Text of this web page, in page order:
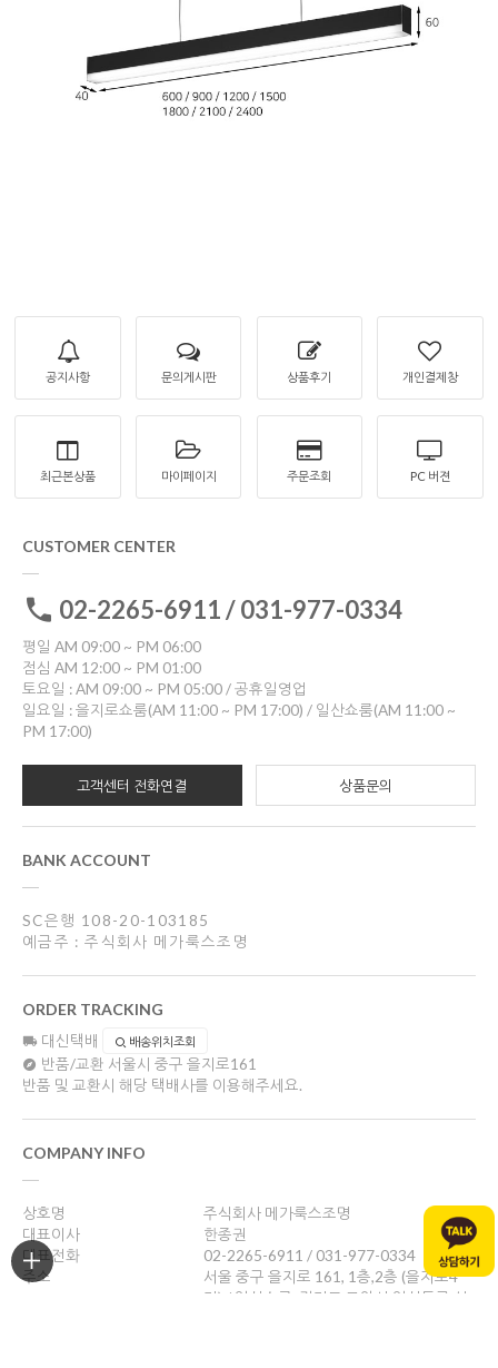
공지사항 문의게시판 상품후기 개인결제창
최근본상품 마이페이지 주문조회 PC 버젼
CUSTOMER CENTER
02-2265-6911 / 031-977-0334
평일 AM 09:00 ~ PM 06:00
점심 AM 12:00 ~ PM 01:00
토요일 : AM 09:00 ~ PM 05:00 / 공휴일영업
일요일 : 을지로쇼룸(AM 11:00 ~ PM 17:00) / 일산쇼룸(AM 11:00 ~
PM 17:00)
고객센터 전화연결 상품문의
BANK ACCOUNT
SC은행 108-20-103185
예금주 : 주식회사 메가룩스조명
ORDER TRACKING
대신택배 배송위치조회
반품/교환 서울시 중구 을지로161
반품 및 교환시 해당 택배사를 이용해주세요.
COMPANY INFO
상호명
주식회사 메가룩스조명
대표이사
한종권
대표전화
02-2265-6911 / 031-977-0334
주소
서울 중구 을지로 161, 1층,2층 (을지로4
가) / 일산쇼룸: 경기도 고양시 일산동구 성